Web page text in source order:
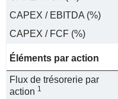
CAPEX / EBITDA (%)
CAPEX / FCF (%)
Éléments par action
Flux de trésorerie par
action 1